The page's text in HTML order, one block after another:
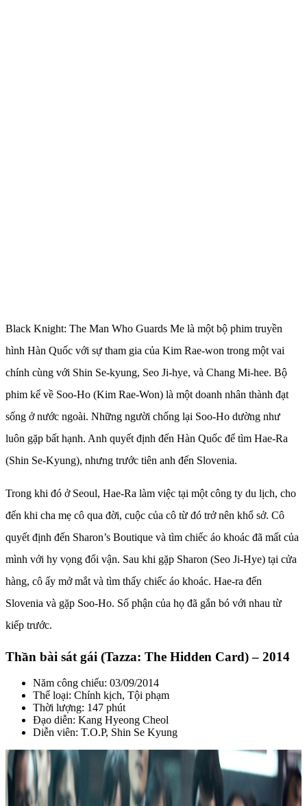
Black Knight: The Man Who Guards Me là một bộ phim truyền
hình Hàn Quốc với sự tham gia của Kim Rae-won trong một vai
chính cùng với Shin Se-kyung, Seo Ji-hye, và Chang Mi-hee. Bộ
phim kể về Soo-Ho (Kim Rae-Won) là một doanh nhân thành đạt
sống ở nước ngoài. Những người chống lại Soo-Ho dường như
luôn gặp bất hạnh. Anh quyết định đến Hàn Quốc để tìm Hae-Ra
(Shin Se-Kyung), nhưng trước tiên anh đến Slovenia.
Trong khi đó ở Seoul, Hae-Ra làm việc tại một công ty du lịch, cho
đến khi cha mẹ cô qua đời, cuộc của cô từ đó trở nên khổ sở. Cô
quyết định đến Sharon’s Boutique và tìm chiếc áo khoác đã mất của
mình với hy vọng đổi vận. Sau khi gặp Sharon (Seo Ji-Hye) tại cửa
hàng, cô ấy mở mắt và tìm thấy chiếc áo khoác. Hae-ra đến
Slovenia và gặp Soo-Ho. Số phận của họ đã gắn bó với nhau từ
kiếp trước.
Thần bài sát gái (Tazza: The Hidden Card) – 2014
Năm công chiếu: 03/09/2014
Thể loại: Chính kịch, Tội phạm
Thời lượng: 147 phút
Đạo diễn: Kang Hyeong Cheol
Diễn viên: T.O.P, Shin Se Kyung